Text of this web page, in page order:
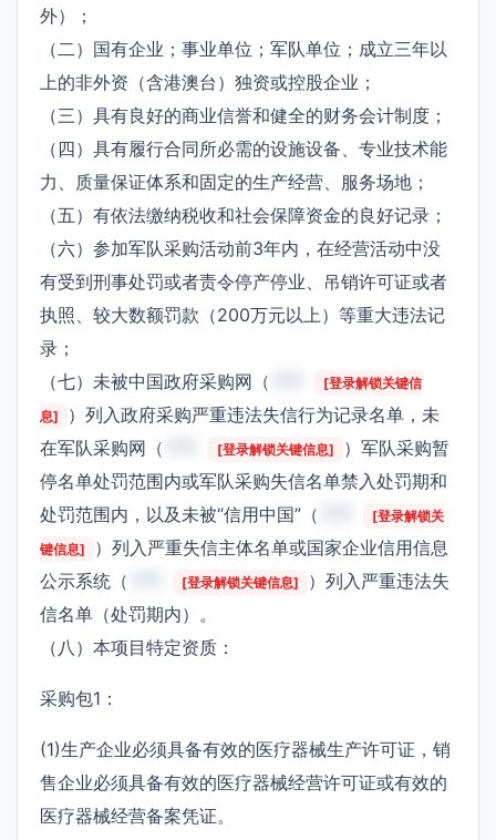
外）；
（二）国有企业；事业单位；军队单位；成立三年以
上的非外资（含港澳台）独资或控股企业；
（三）具有良好的商业信誉和健全的财务会计制度；
（四）具有履行合同所必需的设施设备、专业技术能
力、质量保证体系和固定的生产经营、服务场地；
（五）有依法缴纳税收和社会保障资金的良好记录；
（六）参加军队采购活动前3年内，在经营活动中没
有受到刑事处罚或者责令停产停业、吊销许可证或者
执照、较大数额罚款（200万元以上）等重大违法记
录；
（七）未被中国政府采购网（
[登录解锁关键信
息]
）列入政府采购严重违法失信行为记录名单，未
在军队采购网（
[登录解锁关键信息]
）军队采购暂
停名单处罚范围内或军队采购失信名单禁入处罚期和
处罚范围内，以及未被“信用中国”（
[登录解锁关
键信息]
）列入严重失信主体名单或国家企业信用信息
公示系统（
[登录解锁关键信息]
）列入严重违法失
信名单（处罚期内）。
（八）本项目特定资质：
采购包1：
(1)生产企业必须具备有效的医疗器械生产许可证，销
售企业必须具备有效的医疗器械经营许可证或有效的
医疗器械经营备案凭证。